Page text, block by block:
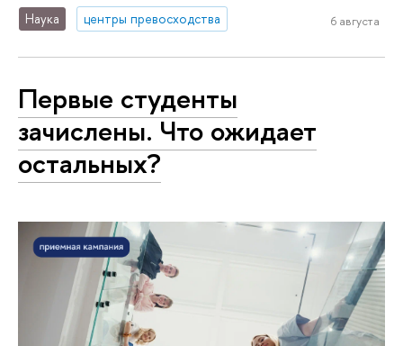
Наука центры превосходства 6 августа
Первые студенты
зачислены. Что ожидает
остальных?